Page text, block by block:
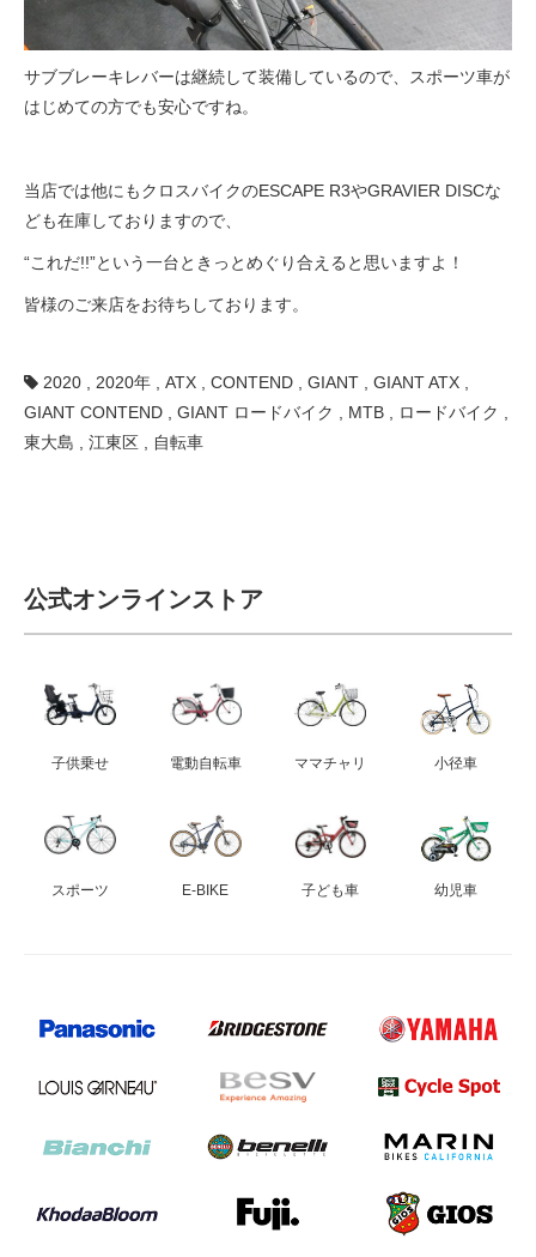
サブブレーキレバーは継続して装備しているので、スポーツ車が
はじめての方でも安心ですね。
当店では他にもクロスバイクのESCAPE R3やGRAVIER DISCな
ども在庫しておりますので、
“これだ!!”という一台ときっとめぐり合えると思いますよ！
皆様のご来店をお待ちしております。
2020 2020年 ATX CONTEND GIANT GIANT ATX
GIANT CONTEND
GIANT ロードバイク MTB ロードバイク
東大島
江東区 自転車
公式オンラインストア
子供乗せ 電動自転車 ママチャリ 小径車
スポーツ E-BIKE 子ども車 幼児車